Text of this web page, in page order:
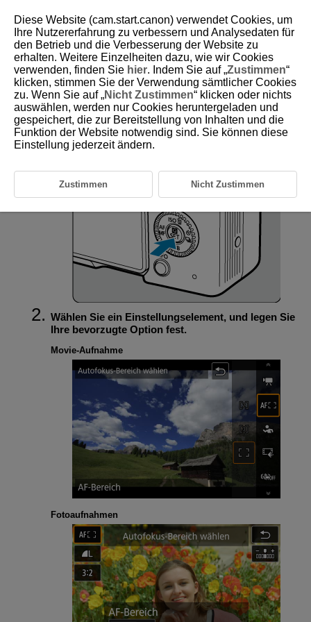
D375-024
Schnelleinstellung
Sie können die angezeigten Einstellungen direkt und intuitiv auswählen
und einstellen.
Drücken Sie ( ).
Wählen Sie ein Einstellungselement, und legen Sie
Ihre bevorzugte Option fest.
Movie-Aufnahme
Fotoaufnahmen
Diese Website (cam.start.canon) verwendet Cookies, um
Ihre Nutzererfahrung zu verbessern und Analysedaten für
den Betrieb und die Verbesserung der Website zu
erhalten. Weitere Einzelheiten dazu, wie wir Cookies
verwenden, finden Sie hier. Indem Sie auf „Zustimmen“
klicken, stimmen Sie der Verwendung sämtlicher Cookies
zu. Wenn Sie auf „Nicht Zustimmen“ klicken oder nichts
auswählen, werden nur Cookies heruntergeladen und
gespeichert, die zur Bereitstellung von Inhalten und die
Funktion der Website notwendig sind. Sie können diese
Einstellung jederzeit ändern.
Zustimmen Nicht Zustimmen